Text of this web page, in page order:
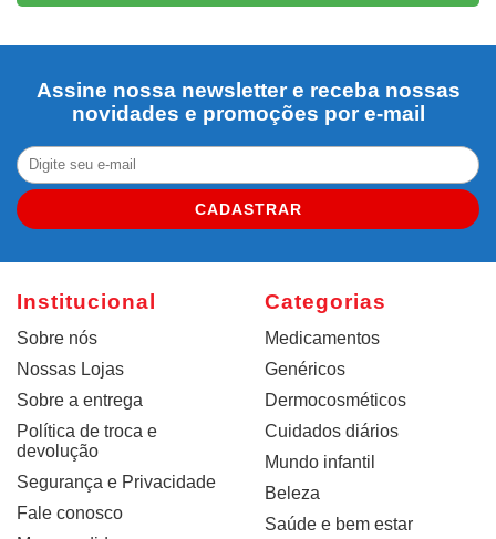
Assine nossa newsletter e receba nossas
novidades e promoções por e-mail
CADASTRAR
Institucional
Sobre nós
Nossas Lojas
Sobre a entrega
Política de troca e
devolução
Segurança e Privacidade
Fale conosco
Categorias
Medicamentos
Genéricos
Dermocosméticos
Cuidados diários
Mundo infantil
Beleza
Saúde e bem estar